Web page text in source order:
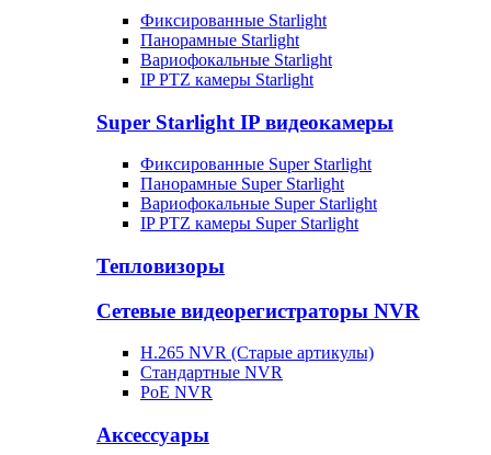
Фиксированные Starlight
Панорамные Starlight
Вариофокальные Starlight
IP PTZ камеры Starlight
Super Starlight IP видеокамеры
Фиксированные Super Starlight
Панорамные Super Starlight
Вариофокальные Super Starlight
IP PTZ камеры Super Starlight
Тепловизоры
Сетевые видеорегистраторы NVR
H.265 NVR (Старые артикулы)
Стандартные NVR
PoE NVR
Аксессуары